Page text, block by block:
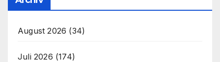
August 2026 (34)
Juli 2026 (174)